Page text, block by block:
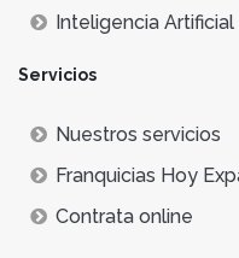
Inteligencia Artificial
Servicios
Nuestros servicios
Franquicias Hoy
Contrata online